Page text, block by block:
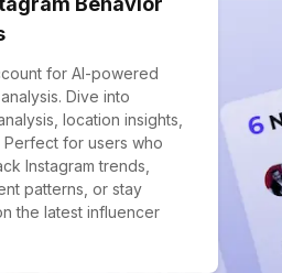
for AI-powered
Dive into
location insights,
Perfect for users who
Instagram trends,
patterns, or stay
the latest influencer